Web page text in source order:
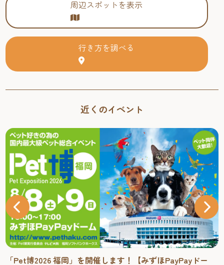
周辺スポットを表示
行き方を調べる
近くのイベント
「Pet博2026 福岡」を開催します！【みずほPayPayドー